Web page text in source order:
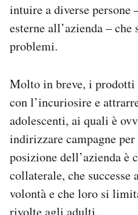
intuire a diverse persone
esterne all’azienda –
problemi.
Molto in breve, i prodotti
con l’incuriosire e
adolescenti, ai quali è
indirizzare campagne
posizione dell’azienda è
collaterale, che successe
volontà e che loro si
rivolte agli adulti.